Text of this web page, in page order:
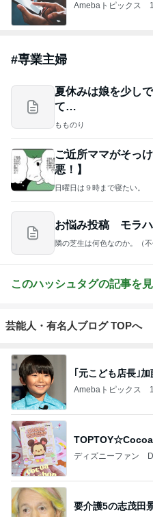
Amebaトピックス
#専業主婦
夏休みは娘を少し
て…
もものり
ご近所ママがそっ
悪！】
日曜日は９時まで寝たい。
お悩み投稿 モラハ
隣の芝生は何色なのか。（
このハッシュタグの記事を
芸能人・有名人ブログ TOPへ
｢元こども店長｣
Amebaトピックス
ディズニーファン
要介護5の志茂田